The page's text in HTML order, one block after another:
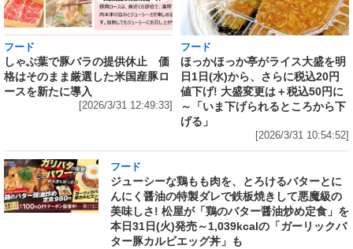
フード
しゃぶ葉で豚バラの提供休止 価
格はそのまま厳選した米国産豚ロ
ースを新たに導入
[2026/3/31 12:49:33]
フード
ほっかほっか亭がライス大盛を明
日1日(水)から、さらに税込20円
値下げ! 大盛変更は＋税込50円に
～「いま下げられるところから下
げる」
[2026/3/31 10:54:52]
フード
ジューシーな鶏もも肉を、とろけるバターとに
んにく醤油の特製ダレで鉄板焼きして悪魔級の
美味しさ! 松屋が「鶏のバター醤油炒め定食」を
本日31日(火)発売～1,039kcalの「ガーリックバ
ター豚カルビエッグ丼」も